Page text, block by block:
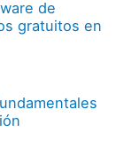
de
gratuitos en